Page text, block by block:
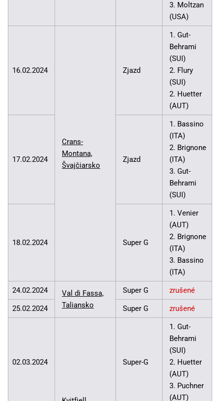
3. Moltzan
(USA)
16.02.2024
Crans-
Montana,
Švajčiarsko
Zjazd
1. Gut-
Behrami
(SUI)
2. Flury
(SUI)
2. Huetter
(AUT)
17.02.2024 Zjazd
1. Bassino
(ITA)
2. Brignone
(ITA)
3. Gut-
Behrami
(SUI)
18.02.2024 Super G
1. Venier
(AUT)
2. Brignone
(ITA)
3. Bassino
(ITA)
24.02.2024
Val di Fassa,
Taliansko
Super G zrušené
25.02.2024 Super G zrušené
02.03.2024 Super-G
1. Gut-
Behrami
(SUI)
2. Huetter
(AUT)
3. Puchner
(AUT)